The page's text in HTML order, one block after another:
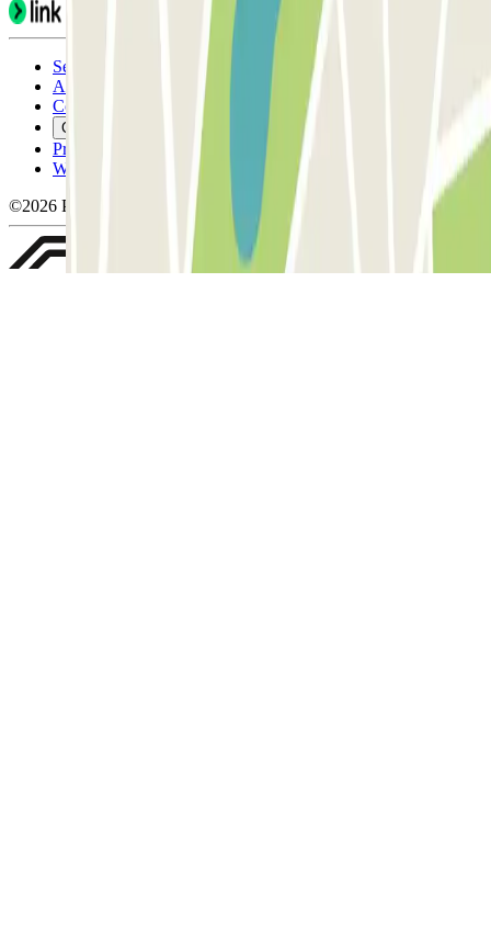
Servicevoorwaarden
Annuleringsvoorwaarden
Cookiebeleid
Cookies beheren
Privacybeleid
Whistleblowing
©2026 Parclick. All rights reserved